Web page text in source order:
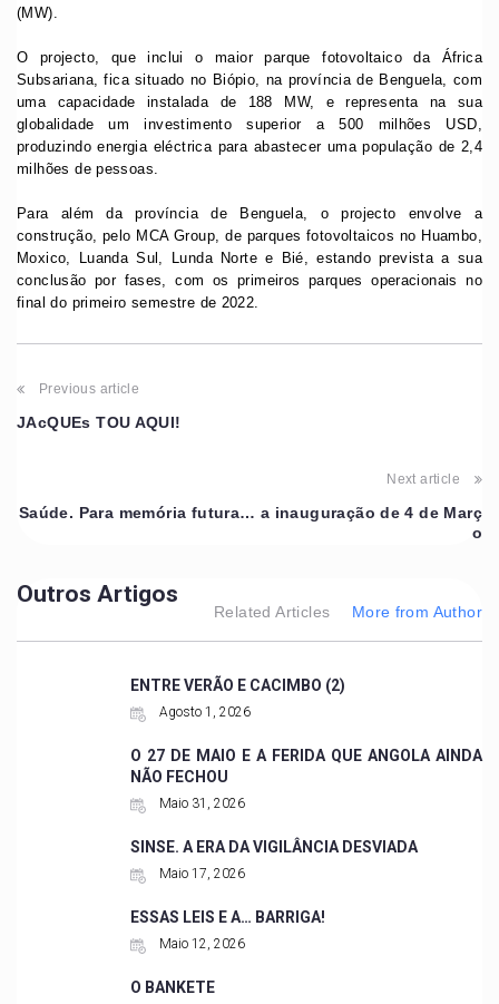
(MW).
O projecto, que inclui o maior parque fotovoltaico da África
Subsariana, fica situado no Biópio, na província de Benguela, com
uma capacidade instalada de 188 MW, e representa na sua
globalidade um investimento superior a 500 milhões USD,
produzindo energia eléctrica para abastecer uma população de 2,4
milhões de pessoas.
Para além da província de Benguela, o projecto envolve a
construção, pelo MCA Group, de parques fotovoltaicos no Huambo,
Moxico, Luanda Sul, Lunda Norte e Bié, estando prevista a sua
conclusão por fases, com os primeiros parques operacionais no
final do primeiro semestre de 2022.
Previous article
JAcQUEs TOU AQUI!
Next article
Saúde. Para memória futura… a inauguração de 4 de Març
o
Outros Artigos
Related Articles More from Author
ENTRE VERÃO E CACIMBO (2)
Agosto 1, 2026
O 27 DE MAIO E A FERIDA QUE ANGOLA AINDA
NÃO FECHOU
Maio 31, 2026
SINSE. A ERA DA VIGILÂNCIA DESVIADA
Maio 17, 2026
ESSAS LEIS E A… BARRIGA!
Maio 12, 2026
O BANKETE